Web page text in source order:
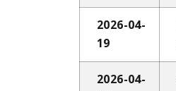
2026-04-
19
2026-04-